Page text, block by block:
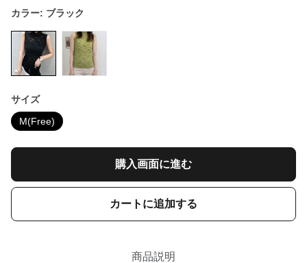
カラー: ブラック
サイズ
M(Free)
購入画面に進む
カートに追加する
商品説明